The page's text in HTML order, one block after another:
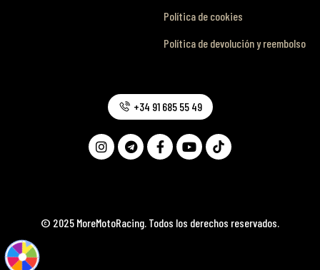
Política de cookies
Política de devolución y reembolso
© 2025 MoreMotoRacing. Todos los derechos reservados.
+34 91 685 55 49